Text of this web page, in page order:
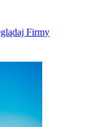
Firmy